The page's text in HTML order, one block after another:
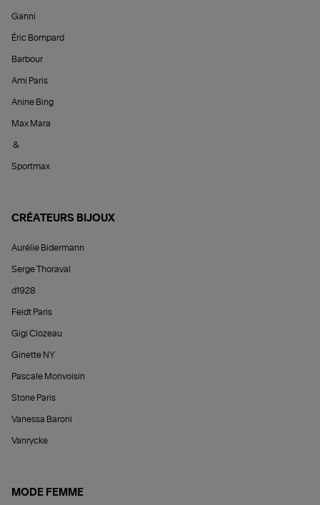
Ganni
Éric Bompard
Barbour
Ami Paris
Anine Bing
Max Mara
&
Sportmax
CRÉATEURS BIJOUX
Aurélie Bidermann
Serge Thoraval
d1928
Feidt Paris
Gigi Clozeau
Ginette NY
Pascale Monvoisin
Stone Paris
Vanessa Baroni
Vanrycke
MODE FEMME